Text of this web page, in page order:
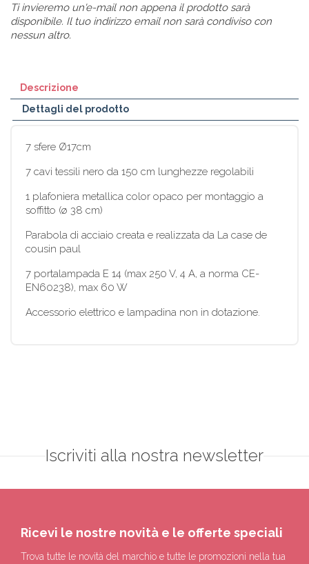
Ti invieremo un'e-mail non appena il prodotto sarà
disponibile. Il tuo indirizzo email non sarà condiviso con
nessun altro.
Descrizione
Dettagli del prodotto
7 sfere Ø17cm
7 cavi tessili nero da 150 cm lunghezze regolabili
1 plafoniera metallica color opaco per montaggio a
soffitto (ø 38 cm)
Parabola di acciaio creata e realizzata da La case de
cousin paul
7 portalampada E 14 (max 250 V, 4 A, a norma CE-
EN60238), max 60 W
Accessorio elettrico e lampadina non in dotazione.
Iscriviti alla nostra newsletter
Ricevi le nostre novità e le offerte speciali
Trova tutte le novità del marchio e tutte le promozioni nella tua